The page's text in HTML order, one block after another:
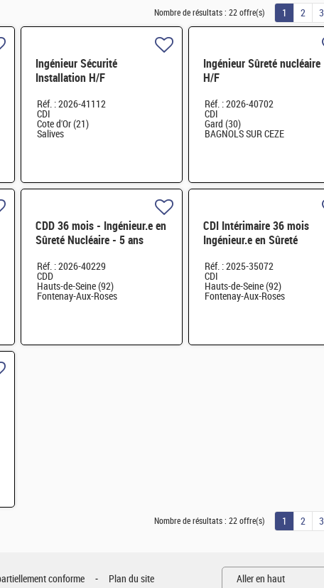
Nombre de résultats : 22 offre(s) 1 2 3
Ingénieur Sécurité
Installation H/F
Réf. : 2026-41112
CDI
Cote d'Or (21)
Salives
Ingénieur Sûreté nucléaire
H/F
Réf. : 2026-40702
CDI
Gard (30)
BAGNOLS SUR CEZE
CDD 36 mois - Ingénieur.e en
Sûreté Nucléaire - 5 ans
Réf. : 2026-40229
CDD
Hauts-de-Seine (92)
Fontenay-Aux-Roses
CDI Intérimaire 36 mois
Ingénieur.e en Sûreté
Réf. : 2025-35072
CDI
Hauts-de-Seine (92)
Fontenay-Aux-Roses
Nombre de résultats : 22 offre(s) 1 2 3
conforme Plan du site Aller en haut